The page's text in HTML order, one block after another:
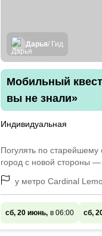
Дарья/ Гид
Мобильный
вы не знали»
Индивидуальная
Погулять по старейшему
город с новой стороны
у метро Cardinal
сб, 20 июнь, в 06:00 сб,